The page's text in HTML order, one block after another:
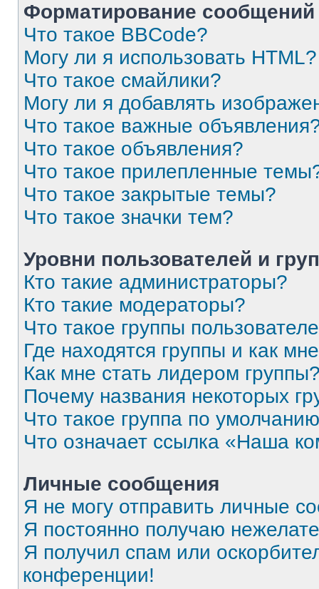
Форматирование
Что такое BBCode?
Могу ли я использовать HTML?
Что такое смайлики?
Могу ли я добавлять
Что такое важные
Что такое объявления?
Что такое прилепленные
Что такое закрытые темы?
Что такое значки тем?
Уровни пользователей и
Кто такие администраторы?
Кто такие модераторы?
Что такое группы
Где находятся группы и как
Как мне стать лидером
Почему названия некоторых
Что такое группа по
Что означает ссылка «Наша
Личные сообщения
Я не могу отправить личные
Я постоянно получаю
Я получил спам или
конференции!